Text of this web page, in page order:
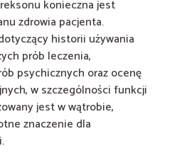
konieczna jest
zdrowia pacjenta.
historii używania
prób leczenia,
psychicznych oraz ocenę
w szczególności funkcji
jest w wątrobie,
znaczenie dla